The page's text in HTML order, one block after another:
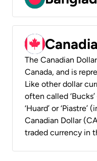
The Canadian
Canada, and is
Like other dollar
often called
‘Huard’ or
Canadian Dollar
traded currency in